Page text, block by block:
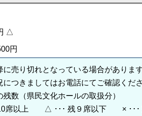
△
円
に売り切れとなっている場合がありま
につきましてはお電話にてご確認くださ
残数（県民文化ホールの取扱分）
10席以上 △ ･･･ 残９席以下 × ･･･